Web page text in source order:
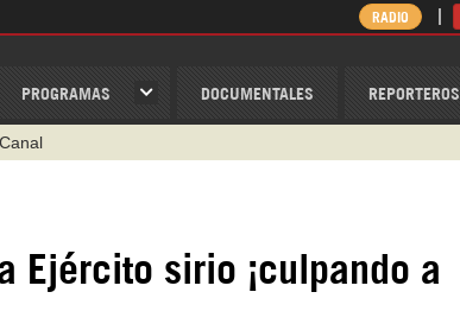
PROGRAMAS DOCUMENTALES REPORTEROS
RADIO
Ejército sirio ¡culpando a